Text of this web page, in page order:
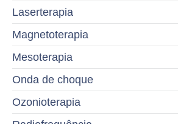
Laserterapia
Magnetoterapia
Mesoterapia
Onda de choque
Ozonioterapia